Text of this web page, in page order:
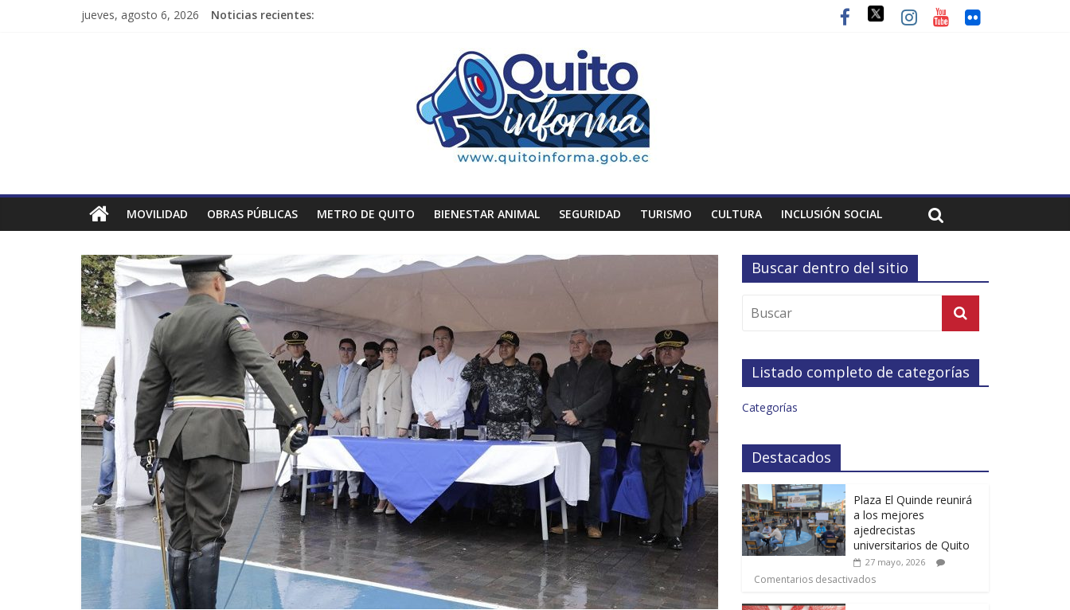
jueves, agosto 6, 2026 Noticias recientes:
MOVILIDAD OBRAS PÚBLICAS METRO DE QUITO BIENESTAR ANIMAL SEGURIDAD TURISMO CULTURA INCLUSIÓN SOCIAL
Buscar dentro del sitio
Listado completo de categorías
Categorías
Destacados
Plaza El Quinde reunirá
a los mejores
ajedrecistas
universitarios de Quito
27 mayo, 2026
Comentarios desactivados